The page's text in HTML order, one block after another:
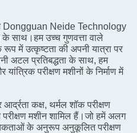
Dongguan Neide Technology
साथ।हम उच्च गुणवत्ता वाले
में उत्कृष्टता की अपनी यात्रा पर
अटल प्रतिबद्धता के साथ, हम
यांत्रिक परीक्षण मशीनों के निर्माण में
कक्ष, थर्मल शॉक परीक्षण
मशीन शामिल हैं।जो हमें अलग
के अनुरूप अनुकूलित परीक्षण